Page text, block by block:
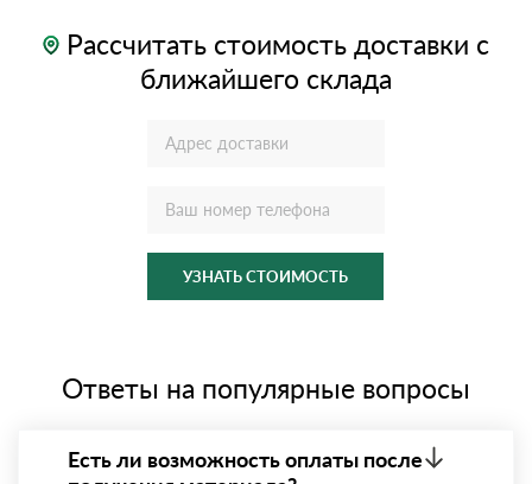
Рассчитать стоимость доставки с
ближайшего склада
УЗНАТЬ СТОИМОСТЬ
Ответы на популярные вопросы
Есть ли возможность оплаты после